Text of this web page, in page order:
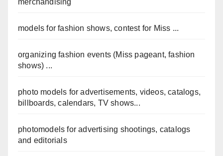
merchandising
models for fashion shows, contest for Miss ...
organizing fashion events (Miss pageant, fashion
shows) ...
photo models for advertisements, videos, catalogs,
billboards, calendars, TV shows...
photomodels for advertising shootings, catalogs
and editorials